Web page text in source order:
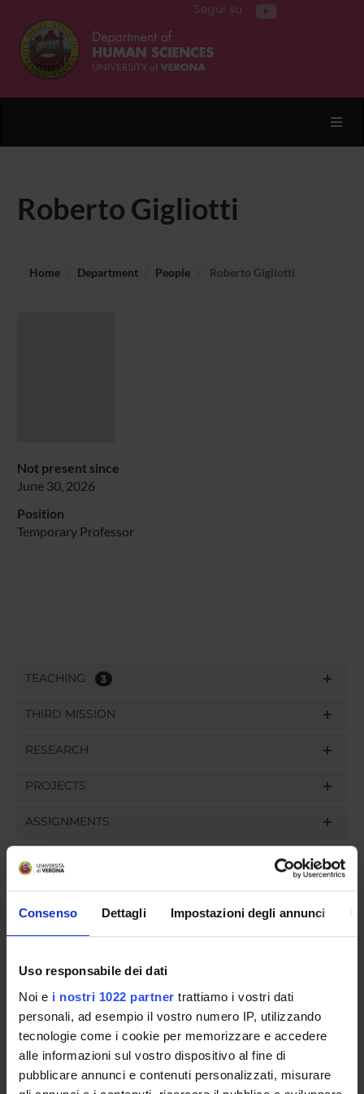
Consenso Dettagli Impostazioni degli annunci
Uso responsabile dei dati
Noi e i nostri 1022 partner trattiamo i vostri dati
personali, ad esempio il vostro numero IP, utilizzando
tecnologie come i cookie per memorizzare e accedere
alle informazioni sul vostro dispositivo al fine di
pubblicare annunci e contenuti personalizzati, misurare
Segui su
Roberto Gigliotti
Home Department People Roberto Gigliotti
Not present since
June 30, 2026
Position
Temporary Professor
TEACHING 3
THIRD MISSION
RESEARCH
PROJECTS
ASSIGNMENTS
ORGANISATION
COMMITTEES
DEPARTMENT ADMINISTRATION OFFICES
STUDENT ADMINISTRATION OFFICES